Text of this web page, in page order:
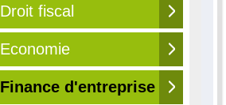
fiscal
Finance d'entreprise